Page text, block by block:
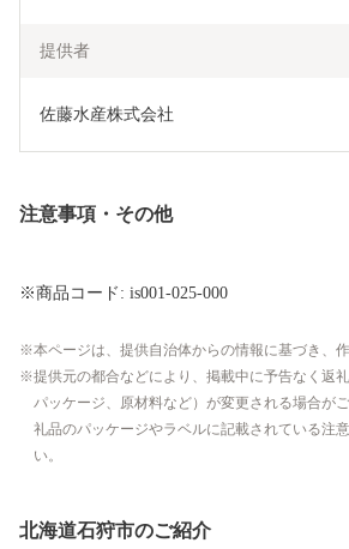
提供者
佐藤水産株式会社
注意事項・その他
※商品コード: is001-025-000
本ページは、提供自治体からの情報に基づき、作
提供元の都合などにより、掲載中に予告なく返
パッケージ、原材料など）が変更される場合が
礼品のパッケージやラベルに記載されている注
い。
北海道石狩市のご紹介